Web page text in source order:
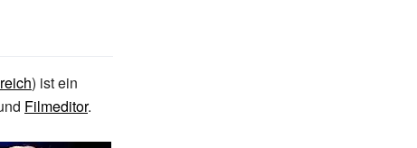
) ist ein
Filmeditor.